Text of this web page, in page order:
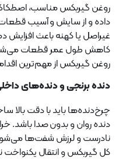
روغن گیربکس مناسب،
داده و از سایش و آسیب
غیراصل یا کهنه باعث
کاهش طول عمر قطعات
روغن گیربکس از مهم‌ترین
دنده برنجی و دنده‌های
چرخ‌دنده‌ها باید با دقت بالا
دنده روان و بدون صدا باشد.
نادرست و لرزش شفت‌ها
کل گیربکس و انتقال یکنواخت